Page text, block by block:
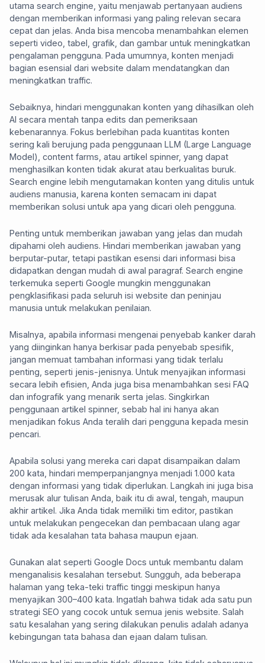
utama search engine, yaitu menjawab pertanyaan audiens
dengan memberikan informasi yang paling relevan secara
cepat dan jelas. Anda bisa mencoba menambahkan elemen
seperti video, tabel, grafik, dan gambar untuk meningkatkan
pengalaman pengguna. Pada umumnya, konten menjadi
bagian esensial dari website dalam mendatangkan dan
meningkatkan traffic.
Sebaiknya, hindari menggunakan konten yang dihasilkan oleh
AI secara mentah tanpa edits dan pemeriksaan
kebenarannya. Fokus berlebihan pada kuantitas konten
sering kali berujung pada penggunaan LLM (Large Language
Model), content farms, atau artikel spinner, yang dapat
menghasilkan konten tidak akurat atau berkualitas buruk.
Search engine lebih mengutamakan konten yang ditulis untuk
audiens manusia, karena konten semacam ini dapat
memberikan solusi untuk apa yang dicari oleh pengguna.
Penting untuk memberikan jawaban yang jelas dan mudah
dipahami oleh audiens. Hindari memberikan jawaban yang
berputar-putar, tetapi pastikan esensi dari informasi bisa
didapatkan dengan mudah di awal paragraf. Search engine
terkemuka seperti Google mungkin menggunakan
pengklasifikasi pada seluruh isi website dan peninjau
manusia untuk melakukan penilaian.
Misalnya, apabila informasi mengenai penyebab kanker darah
yang diinginkan hanya berkisar pada penyebab spesifik,
jangan memuat tambahan informasi yang tidak terlalu
penting, seperti jenis-jenisnya. Untuk menyajikan informasi
secara lebih efisien, Anda juga bisa menambahkan sesi FAQ
dan infografik yang menarik serta jelas. Singkirkan
penggunaan artikel spinner, sebab hal ini hanya akan
menjadikan fokus Anda teralih dari pengguna kepada mesin
pencari.
Apabila solusi yang mereka cari dapat disampaikan dalam
200 kata, hindari memperpanjangnya menjadi 1.000 kata
dengan informasi yang tidak diperlukan. Langkah ini juga bisa
merusak alur tulisan Anda, baik itu di awal, tengah, maupun
akhir artikel. Jika Anda tidak memiliki tim editor, pastikan
untuk melakukan pengecekan dan pembacaan ulang agar
tidak ada kesalahan tata bahasa maupun ejaan.
Gunakan alat seperti Google Docs untuk membantu dalam
menganalisis kesalahan tersebut. Sungguh, ada beberapa
halaman yang teka-teki traffic tinggi meskipun hanya
menyajikan 300–400 kata. Ingatlah bahwa tidak ada satu pun
strategi SEO yang cocok untuk semua jenis website. Salah
satu kesalahan yang sering dilakukan penulis adalah adanya
kebingungan tata bahasa dan ejaan dalam tulisan.